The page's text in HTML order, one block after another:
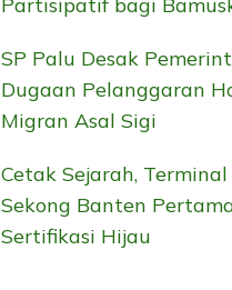
Partisipatif bagi
SP Palu Desak
Dugaan Pelanggaran
Migran Asal Sigi
Cetak Sejarah,
Sekong Banten
Sertifikasi Hijau